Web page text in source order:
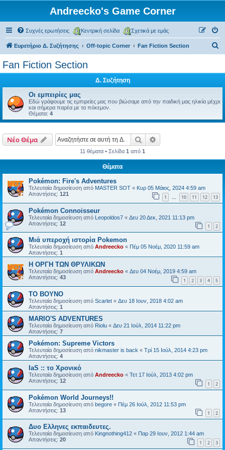
Andreecko's Game Corner
Συχνές ερωτήσεις Κεντρική σελίδα Σχετικά με εμάς
Ευρετήριο Δ. Συζήτησης Off-topic Corner Fan Fiction Section
τ
Fan Fiction Section
Δ. Συζήτηση
Οι εμπειρίες μας
Εδώ γράφουμε τις εμπιρείες μας που βιώσαμε από την παιδική μας ηλικία μέχρι
και σήμερα παρέα με τα πόκεμον.
Θέματα: 4
Νέο Θέμα Αναζήτηση
11 θέματα • Σελίδα 1 από 1
Θέματα
Pokémon: Fire's Adventures
Τελευταία δημοσίευση από MASTER SOT « Κυρ 05 Μάιος, 2024 4:59 am
Απαντήσεις: 121 1 … 10 11 12 13
Pokémon Connoisseur
Τελευταία δημοσίευση από Leopoldos7 « Δευ 20 Δεκ, 2021 11:13 pm
Απαντήσεις: 12 1 2
Μιά υπεροχή ιστορία Pokemon
Τελευταία δημοσίευση από Andreecko « Πέμ 05 Νοέμ, 2020 11:59 am
Απαντήσεις: 1
Η ΟΡΓΗ ΤΩΝ ΘΡΥΛΙΚΩΝ
Τελευταία δημοσίευση από Andreecko « Δευ 04 Νοέμ, 2019 4:59 am
Απαντήσεις: 43 1 2 3 4 5
ΤΟ ΒΟΥΝΟ
Τελευταία δημοσίευση από Scarlet « Δευ 18 Ιουν, 2018 4:02 am
Απαντήσεις: 1
MARIO'S ADVENTURES
Τελευταία δημοσίευση από Riolu « Δευ 21 Ιούλ, 2014 11:22 pm
Απαντήσεις: 7
Pokémon: Supreme Victors
Τελευταία δημοσίευση από nikmaster is back « Τρί 15 Ιούλ, 2014 4:23 pm
Απαντήσεις: 4
IaS :: το Χρονικό
Τελευταία δημοσίευση από Andreecko « Τετ 17 Ιούλ, 2013 4:02 pm
Απαντήσεις: 12 1 2
Pokémon World Journeys!!
Τελευταία δημοσίευση από begore « Πέμ 26 Ιούλ, 2012 11:53 pm
Απαντήσεις: 13 1 2
Δυο Ελληνες εκπαιδευτες.
Τελευταία δημοσίευση από Kingnothing412 « Παρ 29 Ιουν, 2012 1:44 am
Απαντήσεις: 20 1 2 3